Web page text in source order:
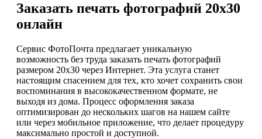
Заказать печать фотографий 20х30
онлайн
Сервис ФотоПочта предлагает уникальную
возможность без труда заказать печать фотографий
размером 20х30 через Интернет. Эта услуга станет
настоящим спасением для тех, кто хочет сохранить свои
воспоминания в высококачественном формате, не
выходя из дома. Процесс оформления заказа
оптимизирован до нескольких шагов на нашем сайте
или через мобильное приложение, что делает процедуру
максимально простой и доступной.